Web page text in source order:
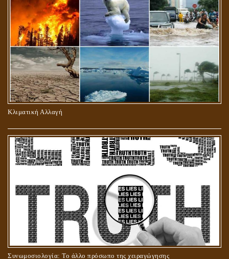
Κλιματική Αλλαγή
Συνωμοσιολογία: Το άλλο πρόσωπο της χειραγώγησης
ΠΕΡΙ ΠΡΟΣΕΥΧΗΣ, ΝΗΣΤΕΙΑΣ ΚΑΙ ΕΛΕΗΜΟΣΥΝΗΣ
ΣΤΑΥΡΩΣΗ ΤΟΥ ΧΡΙΣΤΟΥ: ΜΥΘΟΣ Ή ΠΡΑΓΜΑΤΙΚΟΤΗΤΑ;